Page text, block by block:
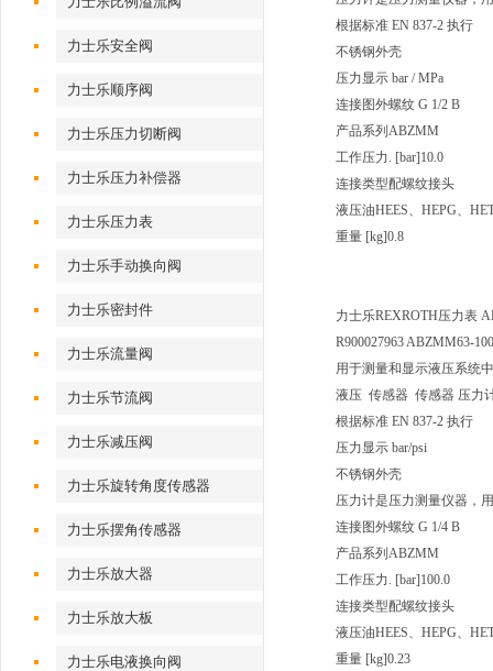
力士乐安全阀
力士乐顺序阀
力士乐压力切断阀
力士乐压力补偿器
力士乐压力表
力士乐手动换向阀
力士乐密封件
力士乐流量阀
力士乐节流阀
力士乐减压阀
力士乐旋转角度传感器
力士乐摆角传感器
力士乐放大器
力士乐放大板
力士乐电液换向阀
根据标准 EN 837-2 执行
不锈钢外壳
压力显示 bar / MPa
连接图外螺纹 G 1/2 B
产品系列 ABZMM
工作压力. [bar]10.0
连接类型配螺纹接头
液压油HEES、HEPG、
重量 [kg]0.8
力士乐REXROTH压力表
R900027963 ABZMM63-
用于测量和显示液压系统
液压 传感器 传感器 压力
根据标准 EN 837-2 执行
压力显示 bar/psi
不锈钢外壳
压力计是压力测量仪器，
连接图外螺纹 G 1/4 B
产品系列 ABZMM
工作压力. [bar]100.0
连接类型配螺纹接头
液压油HEES、HEPG、
重量 [kg]0.23